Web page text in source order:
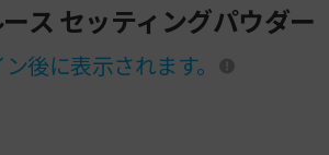
ス セッティングパウダー
後に表示されます。